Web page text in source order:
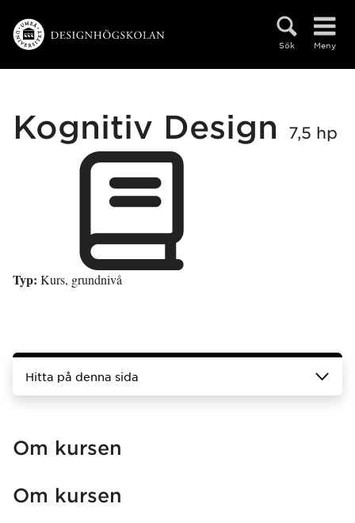
Sök Meny
Kognitiv Design 7,5 hp
Typ: Kurs, grundnivå
Hitta på denna sida
Om kursen
Om kursen